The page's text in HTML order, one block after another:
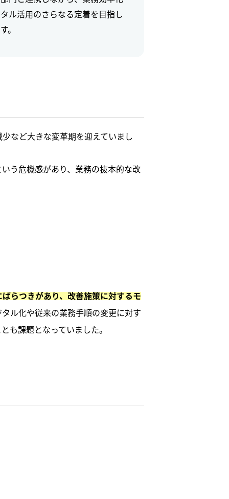
ル活用のさらなる定着を目指し
。
など大きな変革期を迎えていまし
う危機感があり、業務の抜本的な改
らつきがあり、改善施策に対するモ
ル化や従来の業務手順の変更に対す
も課題となっていました。